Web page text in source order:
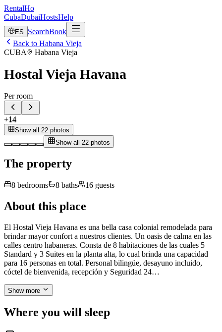
RentalHo
CubaDubaiHostsHelp
ES SearchBook
Back to Habana Vieja
CUBA
Habana Vieja
Hostal Vieja Havana
Per room
+14
Show all 22 photos
Show all 22 photos
The property
8 bedrooms 8 baths 16 guests
About this place
El Hostal Vieja Havana es una bella casa colonial remodelada para
brindar mayor confort a nuestros clientes. Un oasis de calma en las
calles centro habaneras. Consta de 8 habitaciones de las cuales 5
Standard y 3 Suites en la planta alta, lo cual brinda una capacidad
para 16 personas en total. Personal bilingüe, desayuno incluido,
cóctel de bienvenida, recepción y Seguridad 24…
Show more
Where you will sleep